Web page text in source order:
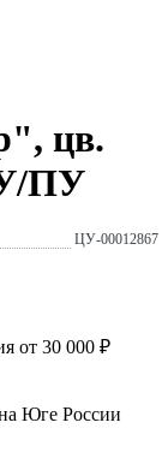
цв.
ПУ
ЦУ-00012867
от 30 000 ₽
Юге России